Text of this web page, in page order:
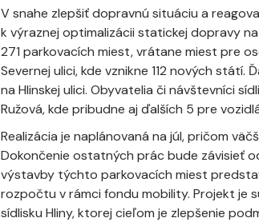
V snahe zlepšiť dopravnú situáciu a
k výraznej optimalizácii statickej dopravy
271 parkovacích miest, vrátane miest pre
Severnej ulici, kde vznikne 112 nových státí.
na Hlinskej ulici. Obyvatelia či návštevníci
Ružová, kde pribudne aj ďalších 5 pre
Realizácia je naplánovaná na júl, pričom
Dokončenie ostatných prác bude závisieť
výstavby týchto parkovacích miest
rozpočtu v rámci fondu mobility. Projekt je
sídlisku Hliny, ktorej cieľom je zlepšenie